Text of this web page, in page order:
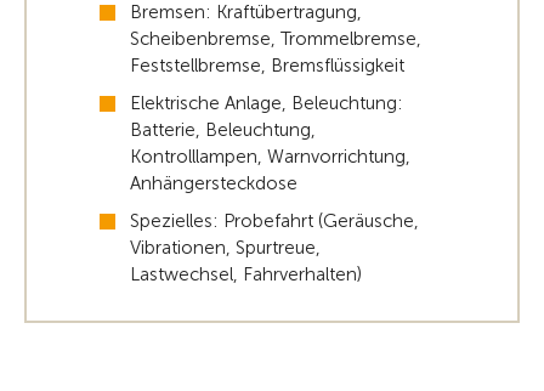
Bremsen: Kraftübertragung,
Scheibenbremse, Trommelbremse,
Feststellbremse, Bremsflüssigkeit
Elektrische Anlage, Beleuchtung:
Batterie, Beleuchtung,
Kontrolllampen, Warnvorrichtung,
Anhängersteckdose
Spezielles: Probefahrt (Geräusche,
Vibrationen, Spurtreue,
Lastwechsel, Fahrverhalten)